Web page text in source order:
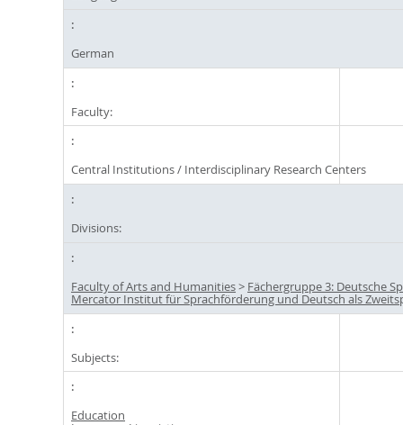
German
Faculty:
Central Institutions / Interdisciplinary Research Centers
Divisions:
Faculty of Arts and Humanities> Fächergruppe 3: Deutsche
Mercator Institut für Sprachförderung und Deutsch als
Subjects:
Education